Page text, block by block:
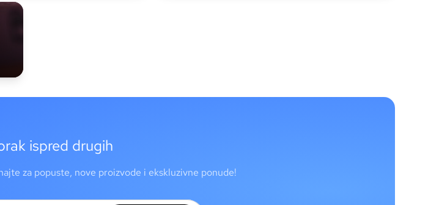
ispred drugih
za popuste, nove proizvode i ekskluzivne ponude!